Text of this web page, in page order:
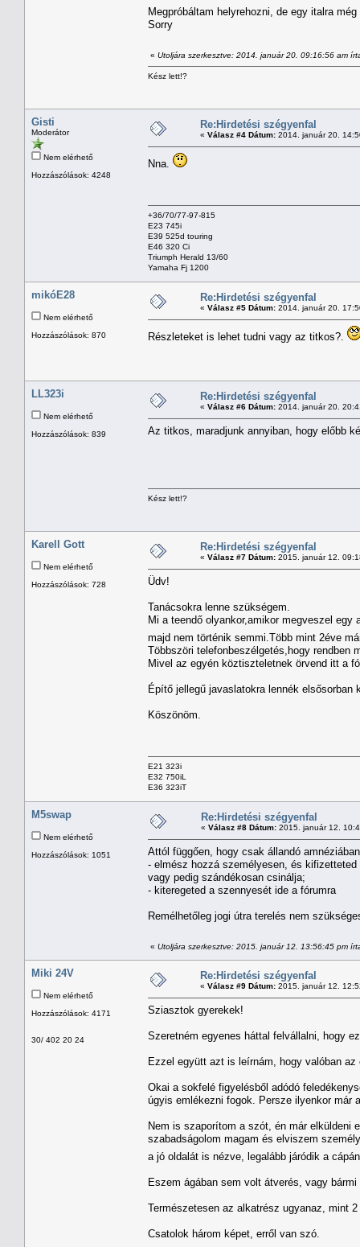
Megpróbáltam helyrehozni, de egy italra
Sorry
« Utoljára szerkesztve: 2014. január 20. 09:16:56 am
Kész lett!?
Gisti
Moderátor
Nem elérhető
Hozzászólások: 4248
Re:Hirdetési szégyenfal
« Válasz #4 Dátum: 2014. január 20.
Nna.
+36/70/77-97-815
E23 745i
E39 525d touring
E46 320 Ci
Triumph Herald 13/60
Yamaha Fj 1200
mikóE28
Nem elérhető
Hozzászólások: 870
Re:Hirdetési szégyenfal
« Válasz #5 Dátum: 2014. január 20.
Részleteket is lehet tudni vagy az titkos?.
LL323i
Nem elérhető
Hozzászólások: 839
Re:Hirdetési szégyenfal
« Válasz #6 Dátum: 2014. január 20.
Az titkos, maradjunk annyiban, hogy előbb
Kész lett!?
Karell Gott
Nem elérhető
Hozzászólások: 728
Re:Hirdetési szégyenfal
« Válasz #7 Dátum: 2015. január 12.
Üdv!
Tanácsokra lenne szükségem.
Mi a teendő olyankor,amikor megveszel
majd nem történik semmi.Több mint 2éve
Többszöri telefonbeszélgetés,hogy rendben
Mivel az egyén köztiszteletnek örvend itt a
Építő jellegű javaslatokra lennék elsősorban
Köszönöm.
E21 323i
E32 750iL
E36 323iT
M5swap
Nem elérhető
Hozzászólások: 1051
Re:Hirdetési szégyenfal
« Válasz #8 Dátum: 2015. január 12.
Attól függően, hogy csak állandó
- elmész hozzá személyesen, és
vagy pedig szándékosan csinálja;
- kiteregeted a szennyesét ide a fórumra
Remélhetőleg jogi útra terelés nem
« Utoljára szerkesztve: 2015. január 12. 13:56:45 pm
Miki 24V
Nem elérhető
Hozzászólások: 4171
30/ 402 20 24
Re:Hirdetési szégyenfal
« Válasz #9 Dátum: 2015. január 12.
Sziasztok gyerekek!
Szeretném egyenes háttal felvállalni, hogy
Ezzel együtt azt is leírnám, hogy valóban
Okai a sokfelé figyelésből adódó
úgyis emlékezni fogok. Persze ilyenkor már
Nem is szaporítom a szót, én már elküldeni
szabadságolom magam és elviszem
a jó oldalát is nézve, legalább járódik a
Eszem ágában sem volt átverés, vagy
Természetesen az alkatrész ugyanaz, mint
Csatolok három képet, erről van szó.